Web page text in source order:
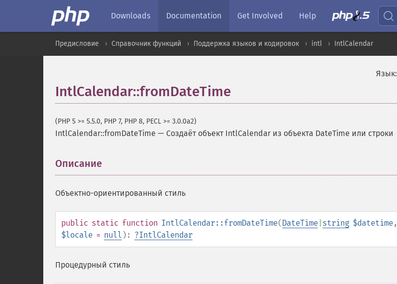
Downloads Documentation Get Involved Help
Предисловие Справочник функций Поддержка языков и кодировок intl IntlCalendar
Язык:
IntlCalendar::fromDateTime
(PHP 5 >= 5.5.0, PHP 7, PHP 8, PECL >= 3.0.0a2)
IntlCalendar::fromDateTime — Создаёт объект IntlCalendar из объекта DateTime или строки
Описание
Объектно-ориентированный стиль
public static function IntlCalendar::fromDateTime(DateTime string $datetime,
$locale = null ): ?IntlCalendar
Процедурный стиль